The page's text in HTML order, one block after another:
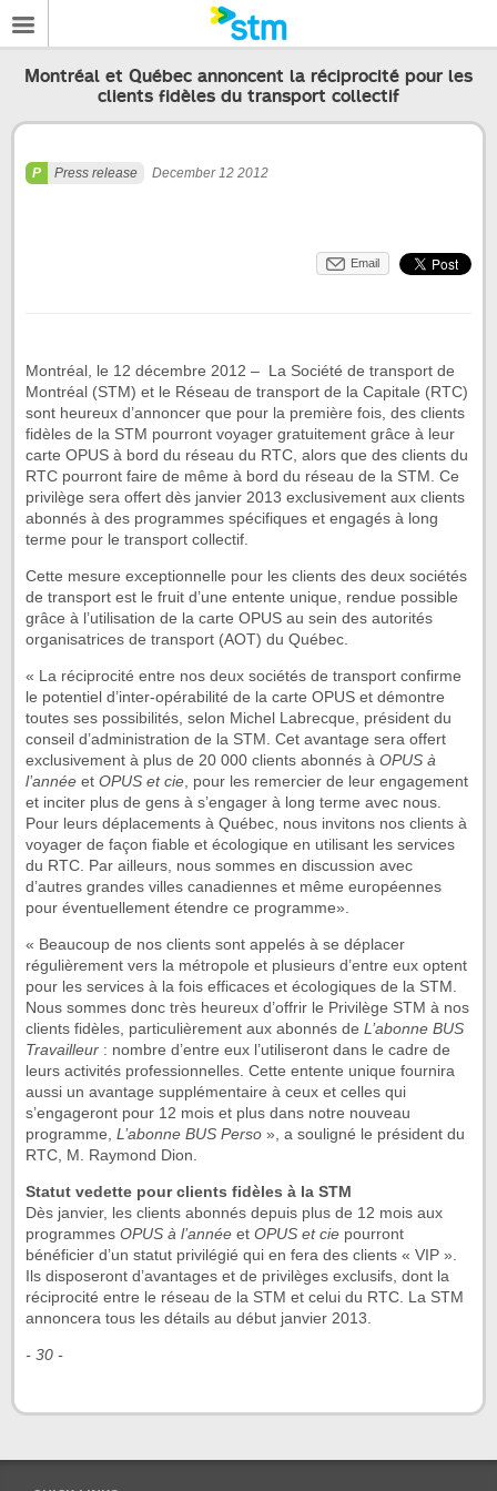
Montréal et Québec annoncent la réciprocité pour les
clients fidèles du transport collectif
Press release December 12 2012
Email
Montréal, le 12 décembre 2012 – La Société de transport de
Montréal (STM) et le Réseau de transport de la Capitale (RTC)
sont heureux d’annoncer que pour la première fois, des clients
fidèles de la STM pourront voyager gratuitement grâce à leur
carte OPUS à bord du réseau du RTC, alors que des clients du
RTC pourront faire de même à bord du réseau de la STM. Ce
privilège sera offert dès janvier 2013 exclusivement aux clients
abonnés à des programmes spécifiques et engagés à long
terme pour le transport collectif.
Cette mesure exceptionnelle pour les clients des deux sociétés
de transport est le fruit d’une entente unique, rendue possible
grâce à l’utilisation de la carte OPUS au sein des autorités
organisatrices de transport (AOT) du Québec.
« La réciprocité entre nos deux sociétés de transport confirme
le potentiel d’inter-opérabilité de la carte OPUS et démontre
toutes ses possibilités, selon Michel Labrecque, président du
conseil d’administration de la STM. Cet avantage sera offert
exclusivement à plus de 20 000 clients abonnés à OPUS à
l’année et OPUS et cie, pour les remercier de leur engagement
et inciter plus de gens à s’engager à long terme avec nous.
Pour leurs déplacements à Québec, nous invitons nos clients à
voyager de façon fiable et écologique en utilisant les services
du RTC. Par ailleurs, nous sommes en discussion avec
d’autres grandes villes canadiennes et même européennes
pour éventuellement étendre ce programme».
« Beaucoup de nos clients sont appelés à se déplacer
régulièrement vers la métropole et plusieurs d’entre eux optent
pour les services à la fois efficaces et écologiques de la STM.
Nous sommes donc très heureux d’offrir le Privilège STM à nos
clients fidèles, particulièrement aux abonnés de L’abonne BUS
Travailleur : nombre d’entre eux l’utiliseront dans le cadre de
leurs activités professionnelles. Cette entente unique fournira
aussi un avantage supplémentaire à ceux et celles qui
s’engageront pour 12 mois et plus dans notre nouveau
programme, L’abonne BUS Perso », a souligné le président du
RTC, M. Raymond Dion.
Statut vedette pour clients fidèles à la STM
Dès janvier, les clients abonnés depuis plus de 12 mois aux
programmes OPUS à l’année et OPUS et cie pourront
bénéficier d’un statut privilégié qui en fera des clients « VIP ».
Ils disposeront d’avantages et de privilèges exclusifs, dont la
réciprocité entre le réseau de la STM et celui du RTC. La STM
annoncera tous les détails au début janvier 2013.
- 30 -